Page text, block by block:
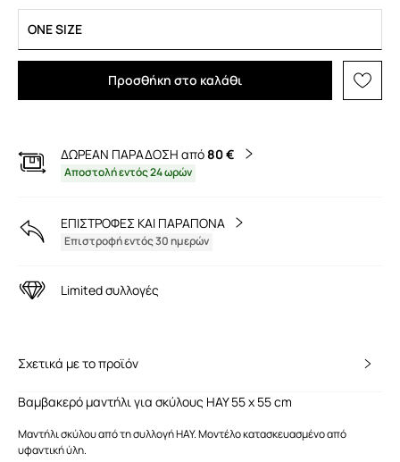
ONE SIZE
Προσθήκη στο καλάθι
ΔΩΡΕΑΝ ΠΑΡΑΔΟΣΗ από80 €
Αποστολή εντός 24 ωρών
ΕΠΙΣΤΡΟΦΕΣ ΚΑΙ ΠΑΡΑΠΟΝΑ
Επιστροφή εντός 30 ημερών
Limited συλλογές
Σχετικά με το προϊόν
Βαμβακερό μαντήλι για σκύλους HAY 55 x 55 cm
Μαντήλι σκύλου από τη συλλογή HAY. Μοντέλο κατασκευασμένο από
υφαντική ύλη.